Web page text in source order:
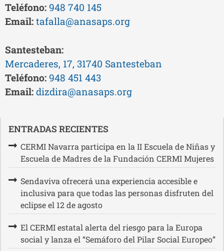
Teléfono: 948 740 145
Email: tafalla@anasaps.org
Santesteban:
Mercaderes, 17, 31740 Santesteban
Teléfono: 948 451 443
Email: dizdira@anasaps.org
ENTRADAS RECIENTES
CERMI Navarra participa en la II Escuela de Niñas y
Escuela de Madres de la Fundación CERMI Mujeres
Sendaviva ofrecerá una experiencia accesible e
inclusiva para que todas las personas disfruten del
eclipse el 12 de agosto
El CERMI estatal alerta del riesgo para la Europa
social y lanza el “Semáforo del Pilar Social Europeo”